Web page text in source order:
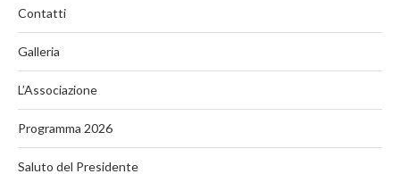
Contatti
Galleria
L’Associazione
Programma 2026
Saluto del Presidente